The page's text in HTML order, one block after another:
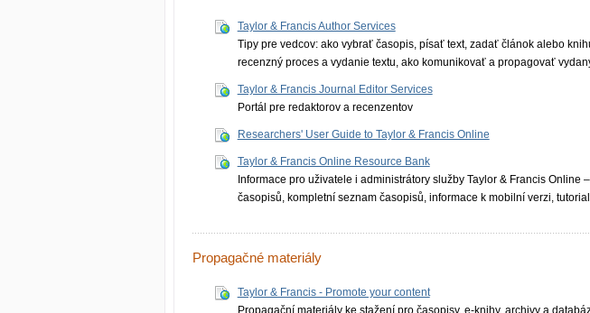
Taylor & Francis Author Services
Tipy pre vedcov: ako vybrať časopis, písať text, zadať článok alebo
recenzný proces a vydanie textu, ako komunikovať a propagovať
Taylor & Francis Journal Editor Services
Portál pre redaktorov a recenzentov
Researchers' User Guide to Taylor & Francis Online
Taylor & Francis Online Resource Bank
Informace pro uživatele i administrátory služby Taylor & Francis Online
časopisů, kompletní seznam časopisů, informace k mobilní verzi,
Propagačné materiály
Taylor & Francis - Promote your content
Propagační materiály ke stažení pro časopisy, e-knihy, archivy a